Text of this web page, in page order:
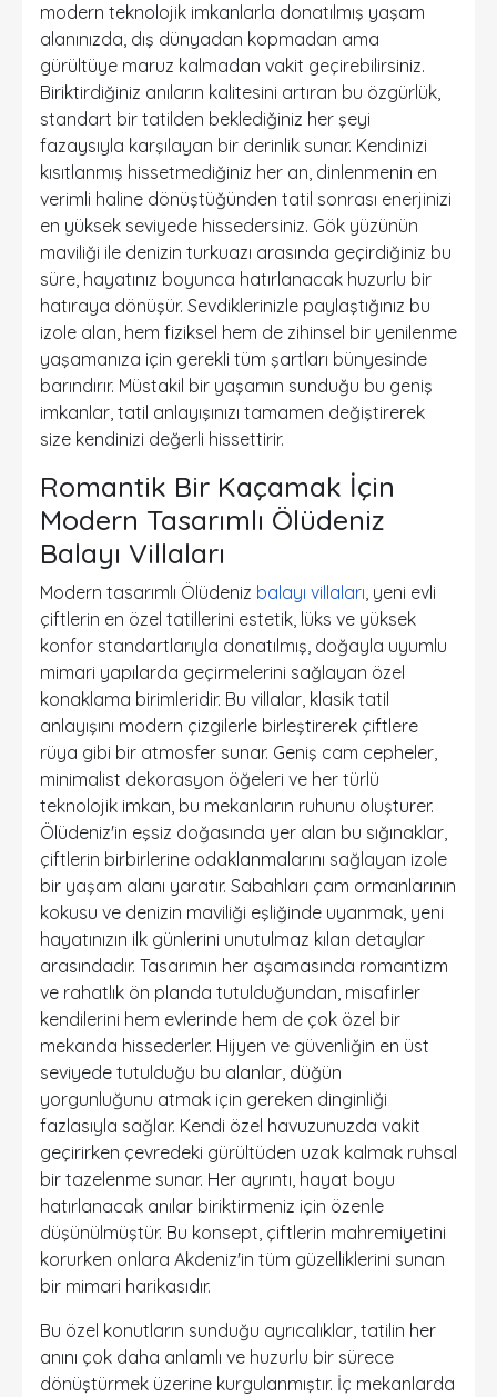
modern teknolojik imkanlarla donatılmış yaşam
alanınızda, dış dünyadan kopmadan ama
gürültüye maruz kalmadan vakit geçirebilirsiniz.
Biriktirdiğiniz anıların kalitesini artıran bu özgürlük,
standart bir tatilden beklediğiniz her şeyi
fazaysıyla karşılayan bir derinlik sunar. Kendinizi
kısıtlanmış hissetmediğiniz her an, dinlenmenin en
verimli haline dönüştüğünden tatil sonrası enerjinizi
en yüksek seviyede hissedersiniz. Gök yüzünün
maviliği ile denizin turkuazı arasında geçirdiğiniz bu
süre, hayatınız boyunca hatırlanacak huzurlu bir
hatıraya dönüşür. Sevdiklerinizle paylaştığınız bu
izole alan, hem fiziksel hem de zihinsel bir yenilenme
yaşamanıza için gerekli tüm şartları bünyesinde
barındırır. Müstakil bir yaşamın sunduğu bu geniş
imkanlar, tatil anlayışınızı tamamen değiştirerek
size kendinizi değerli hissettirir.
Romantik Bir Kaçamak İçin
Modern Tasarımlı Ölüdeniz
Balayı Villaları
Modern tasarımlı Ölüdeniz balayı villaları, yeni evli
çiftlerin en özel tatillerini estetik, lüks ve yüksek
konfor standartlarıyla donatılmış, doğayla uyumlu
mimari yapılarda geçirmelerini sağlayan özel
konaklama birimleridir. Bu villalar, klasik tatil
anlayışını modern çizgilerle birleştirerek çiftlere
rüya gibi bir atmosfer sunar. Geniş cam cepheler,
minimalist dekorasyon öğeleri ve her türlü
teknolojik imkan, bu mekanların ruhunu oluşturer.
Ölüdeniz'in eşsiz doğasında yer alan bu sığınaklar,
çiftlerin birbirlerine odaklanmalarını sağlayan izole
bir yaşam alanı yaratır. Sabahları çam ormanlarının
kokusu ve denizin maviliği eşliğinde uyanmak, yeni
hayatınızın ilk günlerini unutulmaz kılan detaylar
arasındadır. Tasarımın her aşamasında romantizm
ve rahatlık ön planda tutulduğundan, misafirler
kendilerini hem evlerinde hem de çok özel bir
mekanda hissederler. Hijyen ve güvenliğin en üst
seviyede tutulduğu bu alanlar, düğün
yorgunluğunu atmak için gereken dinginliği
fazlasıyla sağlar. Kendi özel havuzunuzda vakit
geçirirken çevredeki gürültüden uzak kalmak ruhsal
bir tazelenme sunar. Her ayrıntı, hayat boyu
hatırlanacak anılar biriktirmeniz için özenle
düşünülmüştür. Bu konsept, çiftlerin mahremiyetini
korurken onlara Akdeniz'in tüm güzelliklerini sunan
bir mimari harikasıdır.
Bu özel konutların sunduğu ayrıcalıklar, tatilin her
anını çok daha anlamlı ve huzurlu bir sürece
dönüştürmek üzerine kurgulanmıştır. İç mekanlarda